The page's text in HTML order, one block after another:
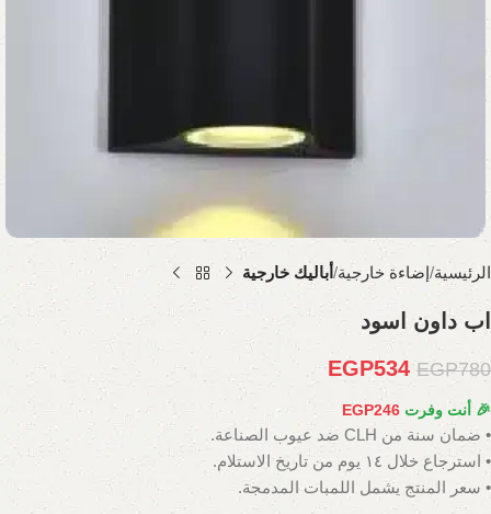
الرئيسية إضاءة خارجية أباليك خارجية
اب داون اسود
EGP780
EGP534
🎉 أنت وفرت EGP246
• ضمان سنة من CLH ضد عيوب الصناعة.
• استرجاع خلال ١٤ يوم من تاريخ الاستلام.
• سعر المنتج يشمل اللمبات المدمجة.